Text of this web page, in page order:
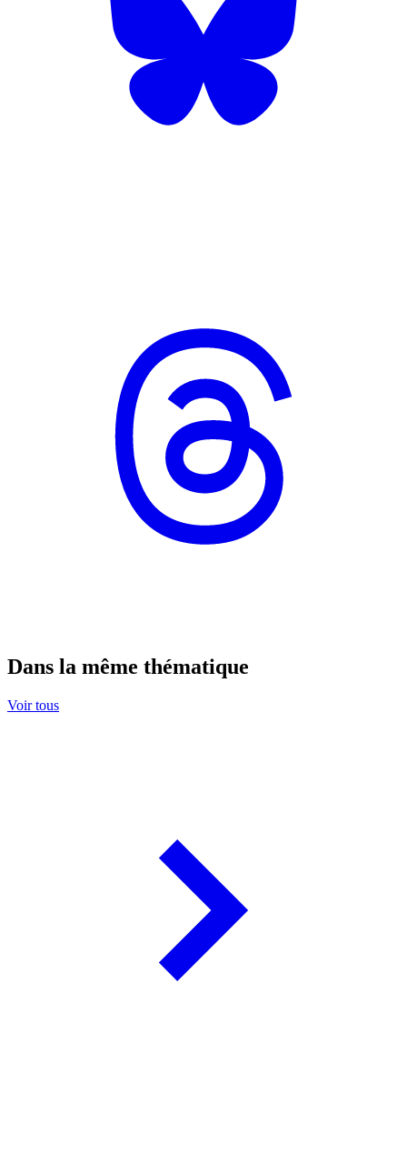
Dans la même thématique
Voir tous